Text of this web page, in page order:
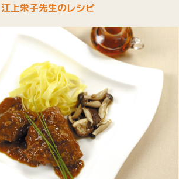
江上栄子先生のレシピ